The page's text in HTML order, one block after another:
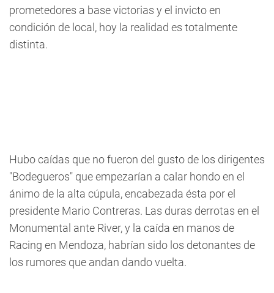
prometedores a base victorias y el invicto en
condición de local, hoy la realidad es totalmente
distinta.
Hubo caídas que no fueron del gusto de los dirigentes
"Bodegueros" que empezarían a calar hondo en el
ánimo de la alta cúpula, encabezada ésta por el
presidente Mario Contreras. Las duras derrotas en el
Monumental ante River, y la caída en manos de
Racing en Mendoza, habrían sido los detonantes de
los rumores que andan dando vuelta.